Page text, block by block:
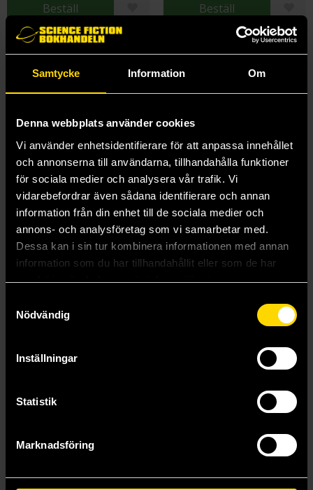
Samtycke Information Om
Denna webbplats använder cookies
Vi använder enhetsidentifierare för att anpassa innehållet
och annonserna till användarna, tillhandahålla funktioner
för sociala medier och analysera vår trafik. Vi
vidarebefordrar även sådana identifierare och annan
information från din enhet till de sociala medier och
annons- och analysföretag som vi samarbetar med.
Dessa kan i sin tur kombinera informationen med annan
information som du har tillhandahållit eller som de har
samlat in när du har använt deras tjänster.
Nödvändig
Inställningar
Statistik
Marknadsföring
Beställ Beställ
A Conjuring of Light (Collector'S Edition)
V. E. Schwab V. E. Schwab